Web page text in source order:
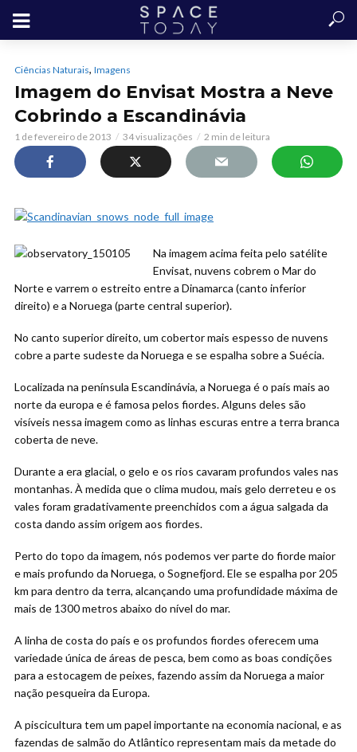
Ciências Naturais, Imagens
Imagem do Envisat Mostra a Neve
Cobrindo a Escandinávia
1 de fevereiro de 2013 34 visualizações 2 min de leitura
Na imagem acima feita pelo satélite
Envisat, nuvens cobrem o Mar do
Norte e varrem o estreito entre a Dinamarca (canto inferior
direito) e a Noruega (parte central superior).
No canto superior direito, um cobertor mais espesso de nuvens
cobre a parte sudeste da Noruega e se espalha sobre a Suécia.
Localizada na península Escandinávia, a Noruega é o país mais ao
norte da europa e é famosa pelos fiordes. Alguns deles são
visíveis nessa imagem como as linhas escuras entre a terra branca
coberta de neve.
Durante a era glacial, o gelo e os rios cavaram profundos vales nas
montanhas. À medida que o clima mudou, mais gelo derreteu e os
vales foram gradativamente preenchidos com a água salgada da
costa dando assim origem aos fiordes.
Perto do topo da imagem, nós podemos ver parte do fiorde maior
e mais profundo da Noruega, o Sognefjord. Ele se espalha por 205
km para dentro da terra, alcançando uma profundidade máxima de
mais de 1300 metros abaixo do nível do mar.
A linha de costa do país e os profundos fiordes oferecem uma
variedade única de áreas de pesca, bem como as boas condições
para a estocagem de peixes, fazendo assim da Noruega a maior
nação pesqueira da Europa.
A piscicultura tem um papel importante na economia nacional, e as
fazendas de salmão do Atlântico representam mais da metade do